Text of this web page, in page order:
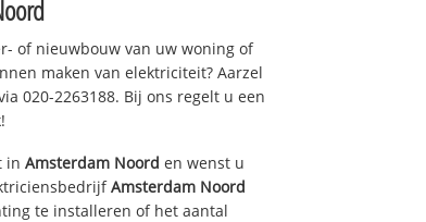
of nieuwbouw van uw woning of
maken van elektriciteit? Aarzel
020-2263188. Bij ons regelt u een
in Amsterdam Noord en wenst u
Amsterdam Noord
te installeren of het aantal